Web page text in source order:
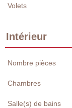
Volets
Intérieur
Nombre pièces
Chambres
Salle(s) de bains